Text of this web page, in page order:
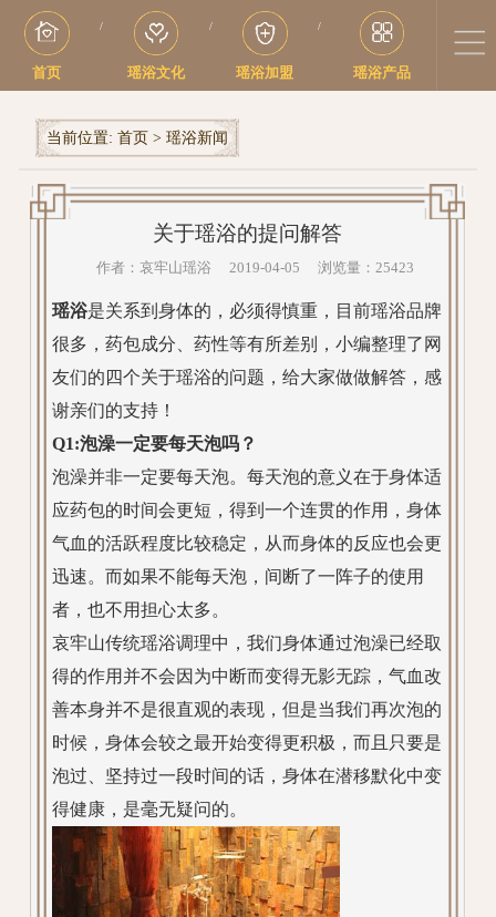
首页
/
瑶浴文化
/
瑶浴加盟
/
瑶浴产品
当前位置: 首页 > 瑶浴新闻
关于瑶浴的提问解答
作者：哀牢山瑶浴 2019-04-05 浏览量：25423
瑶浴是关系到身体的，必须得慎重，目前瑶浴品牌
很多，药包成分、药性等有所差别，小编整理了网
友们的四个关于瑶浴的问题，给大家做做解答，感
谢亲们的支持！
Q1:泡澡一定要每天泡吗？
泡澡并非一定要每天泡。每天泡的意义在于身体适
应药包的时间会更短，得到一个连贯的作用，身体
气血的活跃程度比较稳定，从而身体的反应也会更
迅速。而如果不能每天泡，间断了一阵子的使用
者，也不用担心太多。
哀牢山传统瑶浴调理中，我们身体通过泡澡已经取
得的作用并不会因为中断而变得无影无踪，气血改
善本身并不是很直观的表现，但是当我们再次泡的
时候，身体会较之最开始变得更积极，而且只要是
泡过、坚持过一段时间的话，身体在潜移默化中变
得健康，是毫无疑问的。